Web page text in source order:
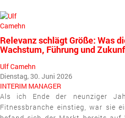
Relevanz schlägt Größe: Was
Wachstum, Führung und
Ulf Camehn
Dienstag, 30. Juni 2026
INTERIM MANAGER
Als ich Ende der neunziger
Fitnessbranche einstieg, war sie